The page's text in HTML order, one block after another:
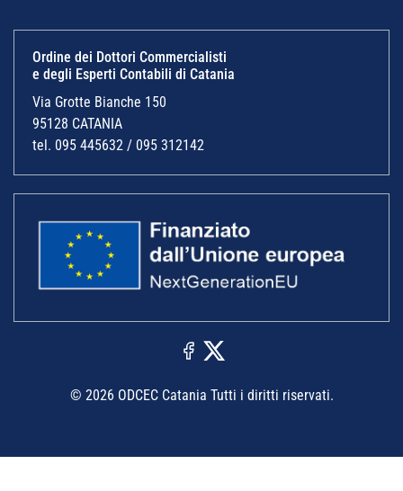
Ordine dei Dottori Commercialisti
e degli Esperti Contabili di Catania
Via Grotte Bianche 150
95128 CATANIA
tel. 095 445632 / 095 312142
© 2026 ODCEC Catania Tutti i diritti riservati.